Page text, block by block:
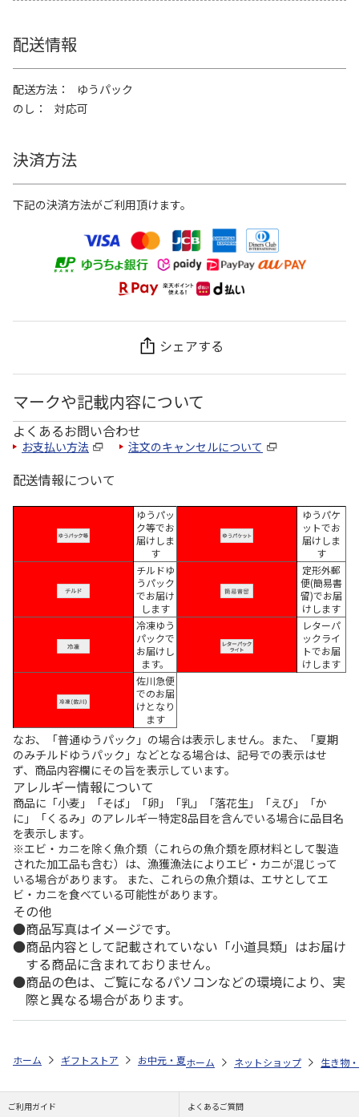
配送情報
配送方法
ゆうパック
のし
対応可
決済方法
下記の決済方法がご利用頂けます。
シェアする
マークや記載内容について
よくあるお問い合わせ
お支払い方法 注文のキャンセルについて
配送情報について
ゆうパッ
ク等でお
届けしま
す
ゆうパケ
ットでお
届けしま
す
チルドゆ
うパック
でお届け
します
定形外郵
便(簡易書
留)でお届
けします
冷凍ゆう
パックで
お届けし
ます。
レターパ
ックライ
トでお届
けします
佐川急便
でのお届
けとなり
ます
なお、「普通ゆうパック」の場合は表示しません。また、「夏期
のみチルドゆうパック」などとなる場合は、記号での表示はせ
ず、商品内容欄にその旨を表示しています。
アレルギー情報について
商品に「小麦」「そば」「卵」「乳」「落花生」「えび」「か
に」「くるみ」のアレルギー特定8品目を含んでいる場合に品目名
を表示します。
※エビ・カニを除く魚介類（これらの魚介類を原材料として製造
された加工品も含む）は、漁獲漁法によりエビ・カニが混じって
いる場合があります。 また、これらの魚介類は、エサとしてエ
ビ・カニを食べている可能性があります。
その他
商品写真はイメージです。
商品内容として記載されていない「小道具類」はお届け
する商品に含まれておりません。
商品の色は、ご覧になるパソコンなどの環境により、実
際と異なる場合があります。
ホーム ギフトストア お中元・夏ギフト特集 2026 ゆうゆうギフト
ホーム ネットショップ 生き物
ご利用ガイド よくあるご質問